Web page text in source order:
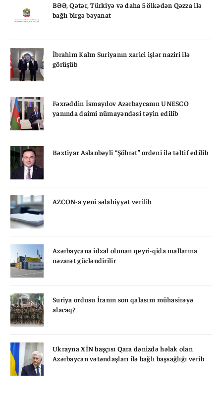
BƏƏ, Qətər, Türkiyə və daha 5 ölkədən Qəzza ilə
bağlı birgə bəyanat
İbrahim Kalın Suriyanın xarici işlər naziri ilə
görüşüb
Fəxrəddin İsmayılov Azərbaycanın UNESCO
yanında daimi nümayəndəsi təyin edilib
Bəxtiyar Aslanbəyli “Şöhrət” ordeni ilə təltif edilib
AZCON-a yeni səlahiyyət verilib
Azərbaycana idxal olunan qeyri-qida mallarına
nəzarət gücləndirilir
Suriya ordusu İranın son qalasını mühasirəyə
alacaq?
Ukrayna XİN başçısı Qara dənizdə həlak olan
Azərbaycan vətəndaşları ilə bağlı başsağlığı verib